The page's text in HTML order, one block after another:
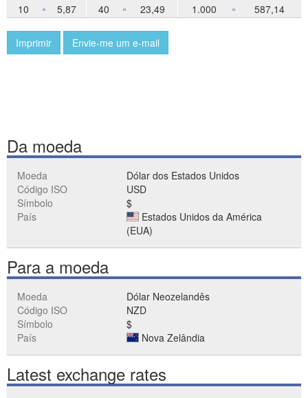
10
» 5,87 40 » 23,49 1.000 » 587,14
Imprimir Envie-me um e-mail
Da moeda
Moeda
Dólar dos Estados Unidos
Código ISO
USD
Símbolo
$
País
Estados Unidos da América
(EUA)
Para a moeda
Moeda
Dólar Neozelandês
Código ISO
NZD
Símbolo
$
País
Nova Zelândia
Latest exchange rates